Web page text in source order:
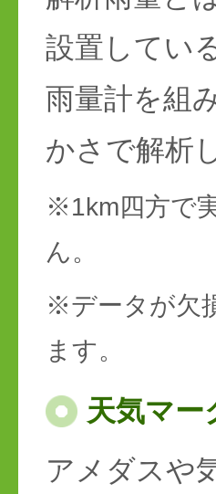
設置してい
雨量計を組
かさで解析
※1km四方で
ん。
※データが欠
ます。
天気マー
アメダスや